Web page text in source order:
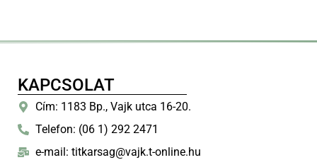
KAPCSOLAT
Cím: 1183 Bp., Vajk utca 16-20.
Telefon: (06 1) 292 2471
e-mail: titkarsag@vajk.t-online.hu